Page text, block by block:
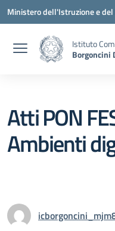
Vai ai contenuti
Vai al menu di navigazione
Vai al footer
Ministero dell'Istruzione e
Istituto
Borgoncini
Atti PON
Ambienti